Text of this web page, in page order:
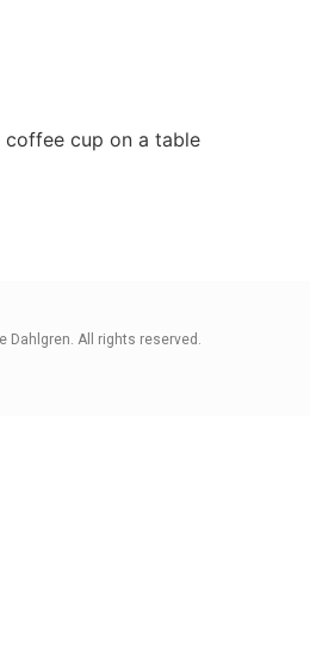
cup on a table
Dahlgren. All rights reserved.